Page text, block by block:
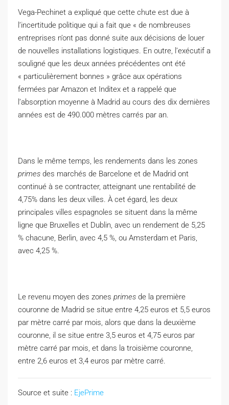
Vega-Pechinet a expliqué que cette chute est due à
l’incertitude politique qui a fait que « de nombreuses
entreprises n’ont pas donné suite aux décisions de louer
de nouvelles installations logistiques. En outre, l’exécutif a
souligné que les deux années précédentes ont été
« particulièrement bonnes » grâce aux opérations
fermées par Amazon et Inditex et a rappelé que
l’absorption moyenne à Madrid au cours des dix dernières
années est de 490.000 mètres carrés par an.
Dans le même temps, les rendements dans les zones
primes des marchés de Barcelone et de Madrid ont
continué à se contracter, atteignant une rentabilité de
4,75% dans les deux villes. À cet égard, les deux
principales villes espagnoles se situent dans la même
ligne que Bruxelles et Dublin, avec un rendement de 5,25
% chacune, Berlin, avec 4,5 %, ou Amsterdam et Paris,
avec 4,25 %.
Le revenu moyen des zones primes de la première
couronne de Madrid se situe entre 4,25 euros et 5,5 euros
par mètre carré par mois, alors que dans la deuxième
couronne, il se situe entre 3,5 euros et 4,75 euros par
mètre carré par mois, et dans la troisième couronne,
entre 2,6 euros et 3,4 euros par mètre carré.
Source et suite : EjePrime